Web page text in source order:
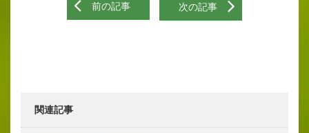
前の記事 次の記事
関連記事